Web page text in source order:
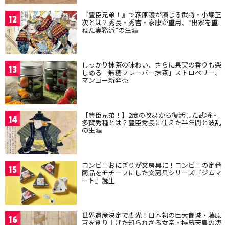
12 『豊臣兄弟！』で萩原護が演じる武将・小堀正
次とは？秀長・秀吉・家康が重用、“出家を重
ねた実務派”の生涯
13 しっかり抹茶の味わい、さらに果実の香りも楽
しめる「無糖フレーバー抹茶」ストロベリー、
マンゴー新発売
14 【豊臣兄弟！】2度の改易から復活した武将・
多賀秀種とは？豊臣秀長に仕えた半年間と波乱
の生涯
15 コンビニおにぎりが文房具に！コンビニの定番
商品をモチーフにした文房具シリーズ『ジムマ
ート』誕生
16 世界遺産決定で脚光！日本初の巨大都城・藤原
京を創り上げた知られざる女帝・持統天皇の凄